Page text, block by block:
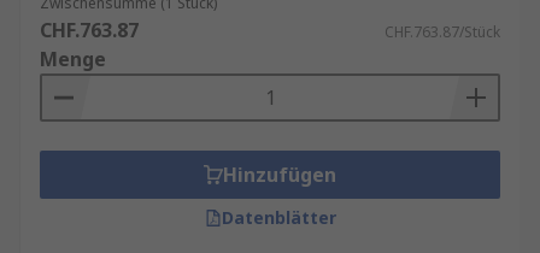
CHF.763.87 CHF.763.87/Stück
Menge
Hinzufügen
Datenblätter